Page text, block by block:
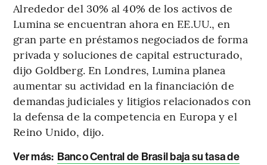
Alrededor del 30% al 40% de los activos de
Lumina se encuentran ahora en EE.UU., en
gran parte en préstamos negociados de forma
privada y soluciones de capital estructurado,
dijo Goldberg. En Londres, Lumina planea
aumentar su actividad en la financiación de
demandas judiciales y litigios relacionados con
la defensa de la competencia en Europa y el
Reino Unido, dijo.
Ver más: Banco Central de Brasil baja su tasa de